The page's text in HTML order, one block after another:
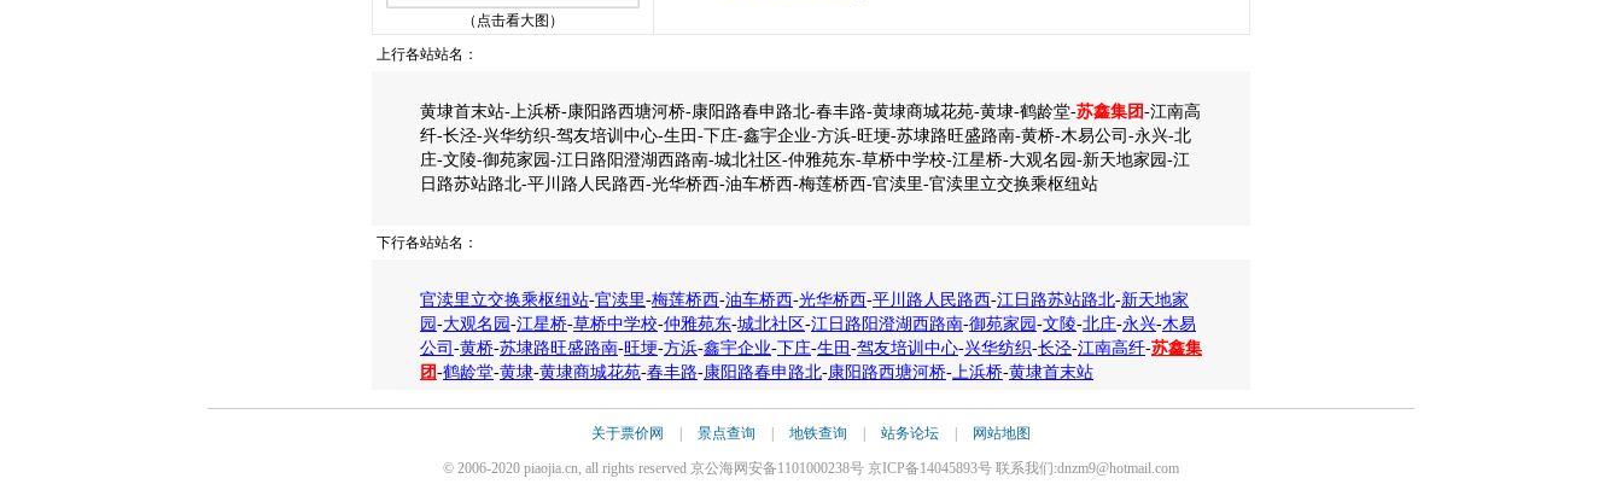
（点击看大图）
上行各站站名：
黄埭首末站-上浜桥-康阳路西塘河桥-康阳路春申路北-春丰路-黄埭商城花苑-黄埭-鹤龄堂-苏鑫集团-江南高
纤-长泾-兴华纺织-驾友培训中心-生田-下庄-鑫宇企业-方浜-旺埂-苏埭路旺盛路南-黄桥-木易公司-永兴-北
庄-文陵-御苑家园-江日路阳澄湖西路南-城北社区-仲雅苑东-草桥中学校-江星桥-大观名园-新天地家园-江
日路苏站路北-平川路人民路西-光华桥西-油车桥西-梅莲桥西-官渎里-官渎里立交换乘枢纽站
下行各站站名：
官渎里立交换乘枢纽站-官渎里-梅莲桥西-油车桥西-光华桥西-平川路人民路西-江日路苏站路北-新天地家
园 -大观名园 -江星桥-草桥中学校-仲雅苑东-城北社区-江日路阳澄湖西路南-御苑家园 -文陵-北庄-永兴-木易
公司 -黄桥-苏埭路旺盛路南-旺埂-方浜-鑫宇企业-下庄-生田 -驾友培训中心-兴华纺织-长泾-江南高纤-苏鑫集
团-鹤龄堂-黄埭-黄埭商城花苑-春丰路-康阳路春申路北-康阳路西塘河桥-上浜桥-黄埭首末站
关于票价网 景点查询 地铁查询 站务论坛 网站地图
© 2006-2020 piaojia.cn, all rights reserved 京公海网安备1101000238号 京ICP备14045893号 联系我们:dnzm9@hotmail.com